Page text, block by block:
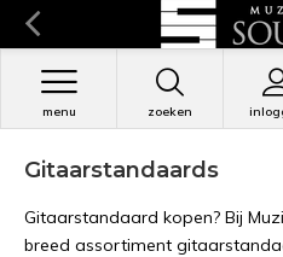
zoeken
menu
Gitaarstandaards
Gitaarstandaard kopen? Bij
breed assortiment